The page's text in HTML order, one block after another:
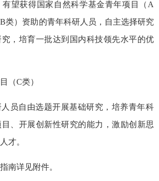
望获得国家自然科学基金青年项目（A
类）资助的青年科研人员，自主选择研究
，培育一批达到国内科技领先水平的优
（C类）
员自由选题开展基础研究，培养青年科
、开展创新性研究的能力，激励创新思
才。
南详见附件。